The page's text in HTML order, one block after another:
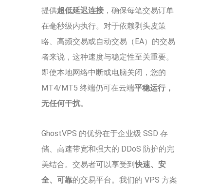
提供超低延迟连接 ，确保每笔交易订单
在毫秒级内执行。对于依赖剥头皮策
略、高频交易或自动交易（EA）的交易
者来说，这种速度与稳定性至关重要。
即使本地网络中断或电脑关闭，您的
MT4/MT5 终端仍可在云端平稳运行，
无任何干扰。
GhostVPS 的优势在于企业级 SSD 存
储、高速带宽和强大的 DDoS 防护的完
美结合。交易者可以享受到快速、安
全、可靠的交易平台。我们的 VPS 方案